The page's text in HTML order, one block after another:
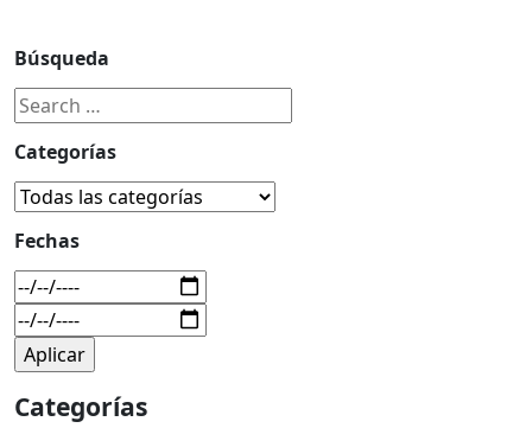
Búsqueda
Categorías
Fechas
Categorías